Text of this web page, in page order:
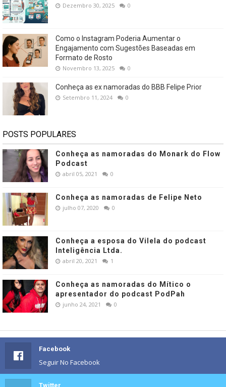
Dezembro 30, 2025 0
Como o Instagram Poderia Aumentar o
Engajamento com Sugestões Baseadas em
Formato de Rosto
Novembro 13, 2025 0
Conheça as ex namoradas do BBB Felipe Prior
Setembro 11, 2024 0
POSTS POPULARES
Conheça as namoradas do Monark do Flow
Podcast
abril 05, 2021 0
Conheça as namoradas de Felipe Neto
julho 07, 2020 0
Conheça a esposa do Vilela do podcast
Inteligência Ltda.
abril 20, 2021 1
Conheça as namoradas do Mítico o
apresentador do podcast PodPah
junho 24, 2021 0
Facebook
Seguir No Facebook
Twitter